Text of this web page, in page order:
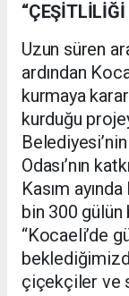
Uzun süren
ardından
kurmaya
kurduğu
Odası’nın
Kasım
bin 300 gülün
“Kocaeli’de
çiçekçiler ve